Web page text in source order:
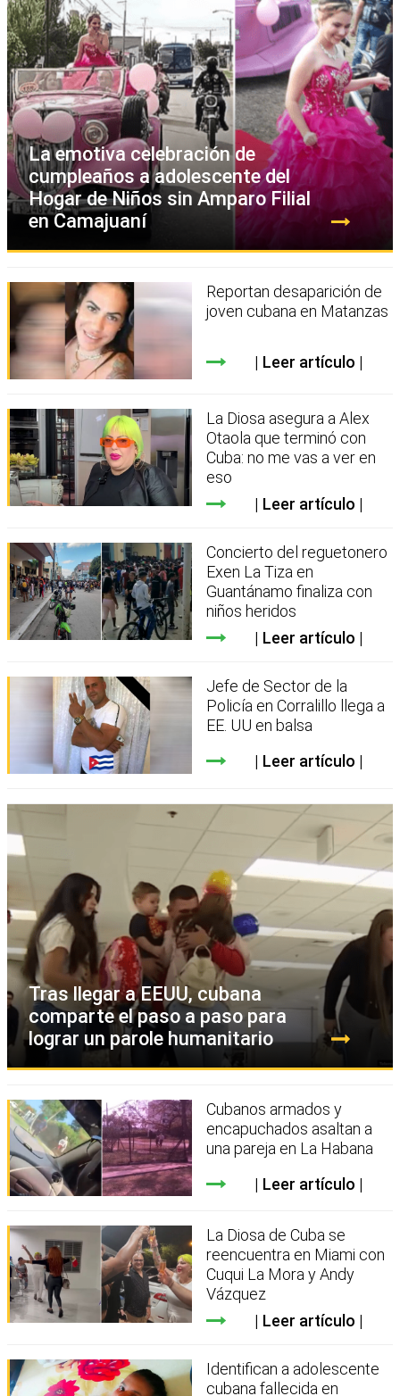
La emotiva celebración de
cumpleaños a adolescente del
Hogar de Niños sin Amparo Filial
en Camajuaní
Reportan desaparición de
joven cubana en Matanzas
Leer artículo
La Diosa asegura a Alex
Otaola que terminó con
Cuba: no me vas a ver en
eso
Leer artículo
Concierto del reguetonero
Exen La Tiza en
Guantánamo finaliza con
niños heridos
Leer artículo
Jefe de Sector de la
Policía en Corralillo llega a
EE. UU en balsa
Leer artículo
Tras llegar a EEUU, cubana
comparte el paso a paso para
lograr un parole humanitario
Cubanos armados y
encapuchados asaltan a
una pareja en La Habana
Leer artículo
La Diosa de Cuba se
reencuentra en Miami con
Cuqui La Mora y Andy
Vázquez
Leer artículo
Identifican a adolescente
cubana fallecida en